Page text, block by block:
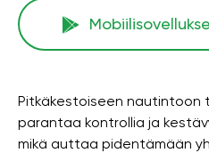
Pitkäkestoiseen
parantaa kontrollia ja
mikä auttaa pidentämään